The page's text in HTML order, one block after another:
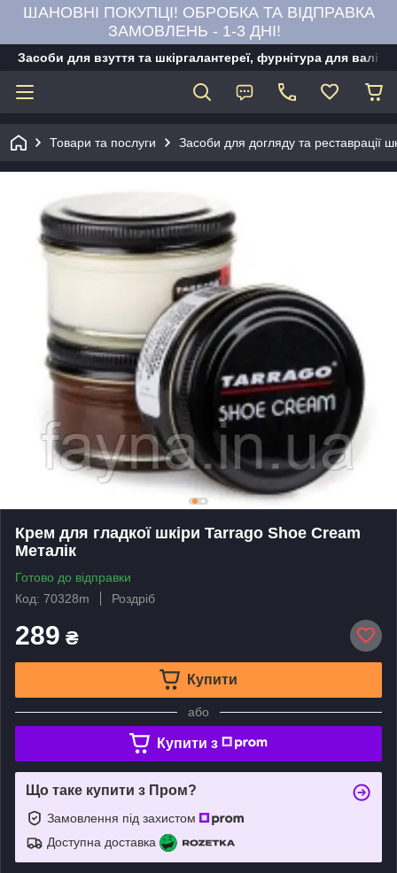
ШАНОВНІ ПОКУПЦІ! ОБРОБКА ТА ВІДПРАВКА
ЗАМОВЛЕНЬ - 1-3 ДНІ!
Засоби для взуття та шкіргалантереї, фурнітура для
Товари та послуги Засоби для догляду та реставрації
Крем для гладкої шкіри Tarrago Shoe Cream
Металік
Готово до відправки
Код: 70328m
Роздріб
289 ₴
Купити
або
Купити з
Що таке купити з Пром?
Замовлення під захистом
Доступна доставка